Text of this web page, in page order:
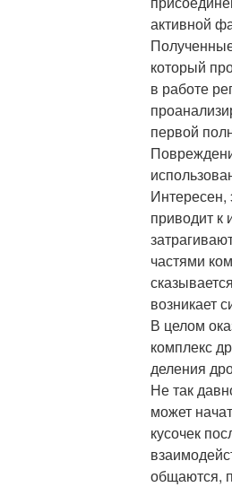
активной
который
в работе
первой
приводит к
частями
возникает
В целом
комплекс
деления
Не так
может
кусочек
общаются,